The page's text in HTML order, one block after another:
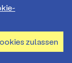
zulassen